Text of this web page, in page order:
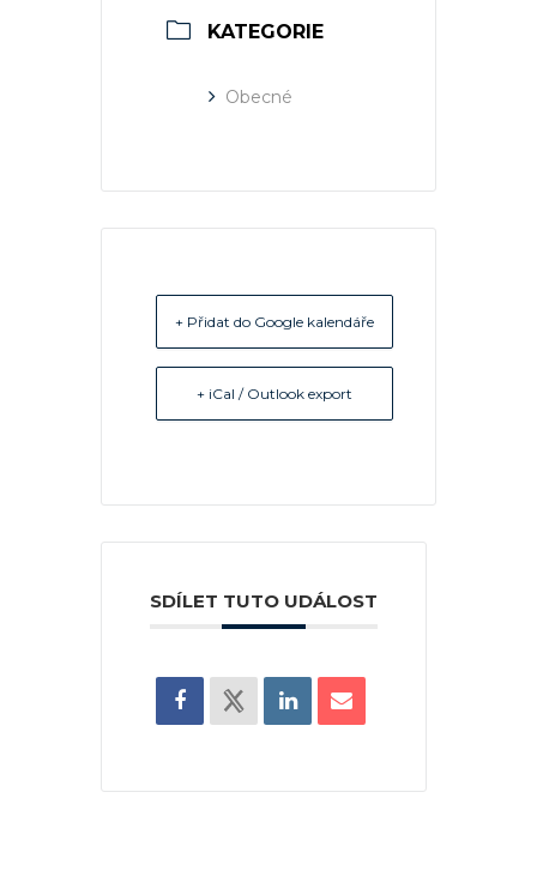
KATEGORIE
Obecné
+ Přidat do Google kalendáře
+ iCal / Outlook export
SDÍLET TUTO UDÁLOST